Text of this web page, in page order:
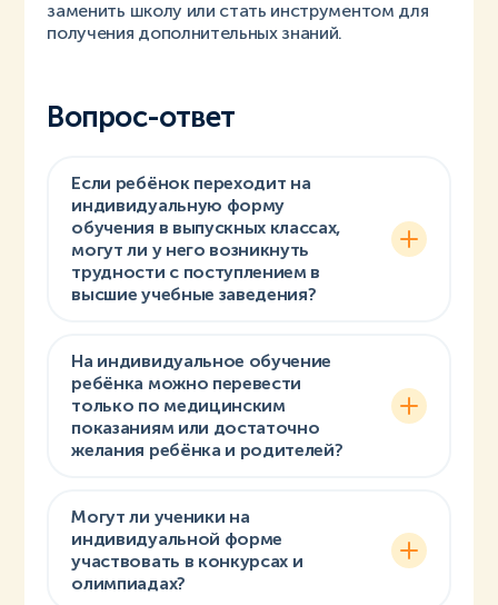
заменить школу или стать инструментом для
получения дополнительных знаний.
Вопрос-ответ
Если ребёнок переходит на
индивидуальную форму
обучения в выпускных классах,
могут ли у него возникнуть
трудности с поступлением в
высшие учебные заведения?
На индивидуальное обучение
ребёнка можно перевести
только по медицинским
показаниям или достаточно
желания ребёнка и родителей?
Могут ли ученики на
индивидуальной форме
участвовать в конкурсах и
олимпиадах?